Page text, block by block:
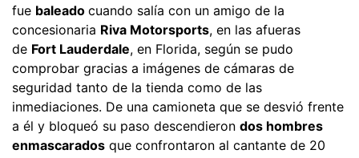
fue baleado cuando salía con un amigo de la
concesionaria Riva Motorsports, en las afueras
de Fort Lauderdale, en Florida, según se pudo
comprobar gracias a imágenes de cámaras de
seguridad tanto de la tienda como de las
inmediaciones. De una camioneta que se desvió frente
a él y bloqueó su paso descendieron dos hombres
enmascarados que confrontaron al cantante de 20